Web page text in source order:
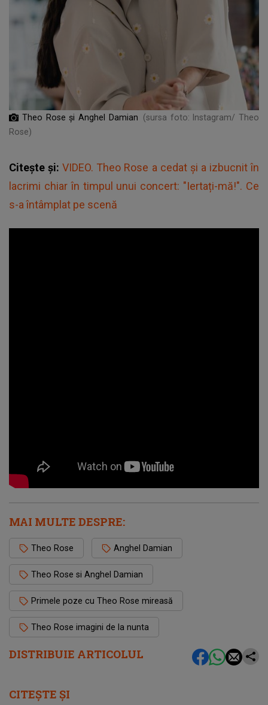
DISTRIBUIE ARTICOLUL
Theo Rose și Anghel Damian
(sursa foto: Instagram/ Theo
Rose)
Citește și:VIDEO. Theo Rose a cedat și a izbucnit în
lacrimi chiar în timpul unui concert: "Iertați-mă!". Ce
s-a întâmplat pe scenă
MAI MULTE DESPRE:
Theo Rose Anghel Damian
Theo Rose si Anghel Damian
Primele poze cu Theo Rose mireasă
Theo Rose imagini de la nunta
CITEȘTE ȘI